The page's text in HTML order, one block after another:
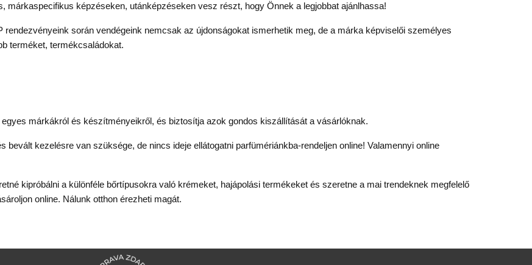
márkaspecifikus képzéseken, utánképzéseken vesz részt, hogy Önnek a legjobbat ajánlhassa!
során vendégeink nemcsak az újdonságokat ismerhetik meg, de a márka képviselői személyes
terméket, termékcsaládokat.
márkákról és készítményeikről, és biztosítja azok gondos kiszállítását a vásárlóknak.
bevált kezelésre van szüksége, de nincs ideje ellátogatni parfümériánkba-rendeljen online! Valamennyi online
kipróbálni a különféle bőrtípusokra való krémeket, hajápolási termékeket és szeretne a mai trendeknek megfelelő
online. Nálunk otthon érezheti magát.